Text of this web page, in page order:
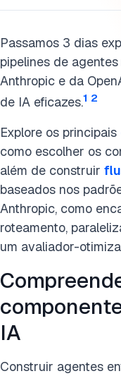
Passamos 3 dias
pipelines de
Anthropic e da
de IA eficazes.1 2
Explore os principais
como escolher os
além de construir
baseados nos
Anthropic, como
roteamento,
um avaliador-
IA
Construir agentes
Cite esta pesquisa